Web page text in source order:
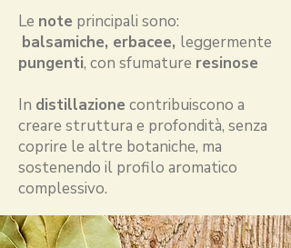
Le note principali sono:
balsamiche, erbacee, leggermente
pungenti, con sfumature resinose
In distillazione contribuiscono a
creare struttura e profondità, senza
coprire le altre botaniche, ma
sostenendo il profilo aromatico
complessivo.
formati disponibili